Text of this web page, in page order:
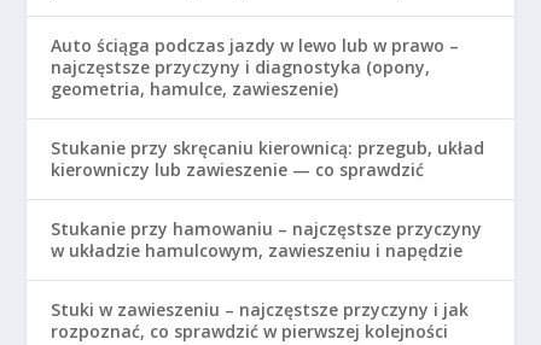
Auto ściąga podczas jazdy w lewo lub w prawo –
najczęstsze przyczyny i diagnostyka (opony,
geometria, hamulce, zawieszenie)
Stukanie przy skręcaniu kierownicą: przegub, układ
kierowniczy lub zawieszenie — co sprawdzić
Stukanie przy hamowaniu – najczęstsze przyczyny
w układzie hamulcowym, zawieszeniu i napędzie
Stuki w zawieszeniu – najczęstsze przyczyny i jak
rozpoznać, co sprawdzić w pierwszej kolejności